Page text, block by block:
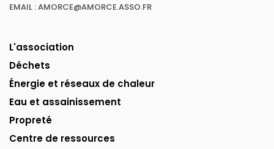
EMAIL : AMORCE@AMORCE.ASSO.FR
L'association
Déchets
Énergie et réseaux de chaleur
Eau et assainissement
Propreté
Centre de ressources